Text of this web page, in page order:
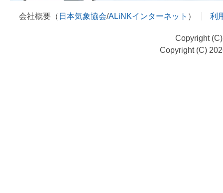
会社概要（ 日本気象協会/ALiNKインターネット ） 利
Copyright
Copyright (C)